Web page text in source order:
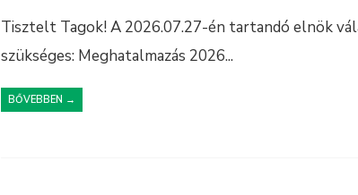
Tisztelt Tagok! A 2026.07.27-én tartandó elnök
szükséges: Meghatalmazás 2026...
BŐVEBBEN →